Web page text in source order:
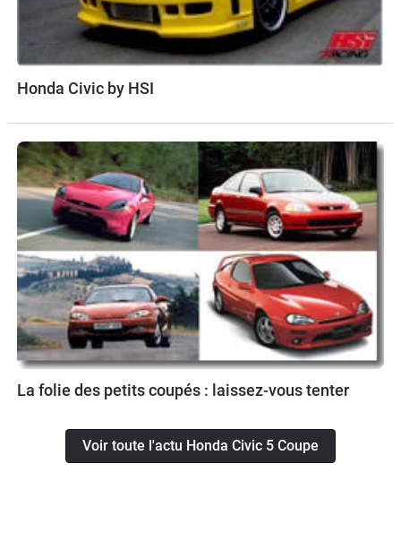
Honda Civic by HSI
La folie des petits coupés : laissez-vous tenter
Voir toute l'actu Honda Civic 5 Coupe